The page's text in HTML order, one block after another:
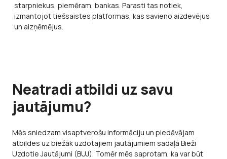
starpniekus, piemēram, bankas. Parasti tas notiek,
izmantojot tiešsaistes platformas, kas savieno aizdevējus
un aizņēmējus.
Neatradi atbildi uz savu
jautājumu?
Mēs sniedzam visaptverošu informāciju un piedāvājam
atbildes uz biežāk uzdotajiem jautājumiem sadaļā Bieži
Uzdotie Jautājumi (BUJ). Tomēr mēs saprotam, ka var būt